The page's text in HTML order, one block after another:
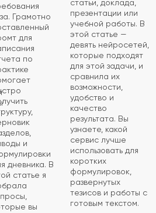
Грамотно
для
по
и
дневника. В
статье я
вы
статьи, доклада,
презентации или
учебной работы. В
этой статье —
девять нейросетей,
которые подходят
для этой задачи, и
сравнила их
возможности,
удобство и
качество
результата. Вы
узнаете, какой
сервис лучше
использовать для
коротких
формулировок,
развернутых
тезисов и работы с
готовым текстом.